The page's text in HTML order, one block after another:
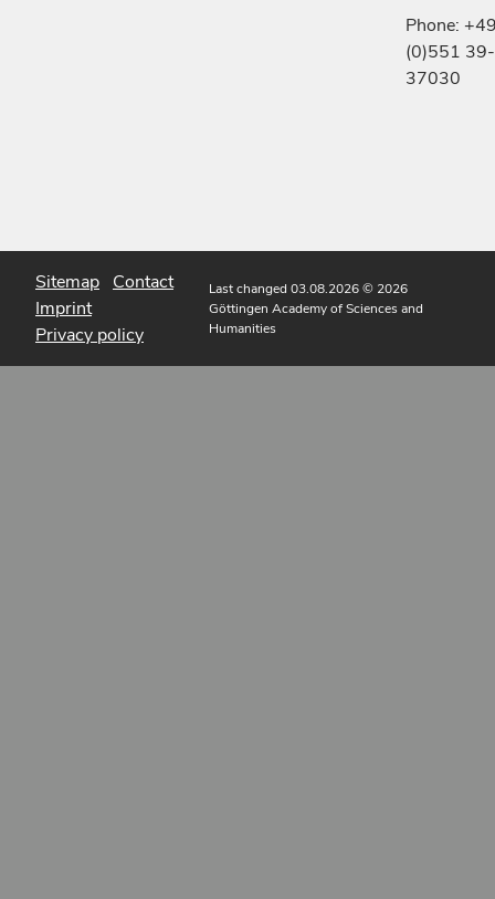
Phone:
(0)551 39-
37030
Sitemap Contact
Imprint
Privacy policy
Last changed 03.08.2026© 2026
Göttingen Academy of Sciences and
Humanities